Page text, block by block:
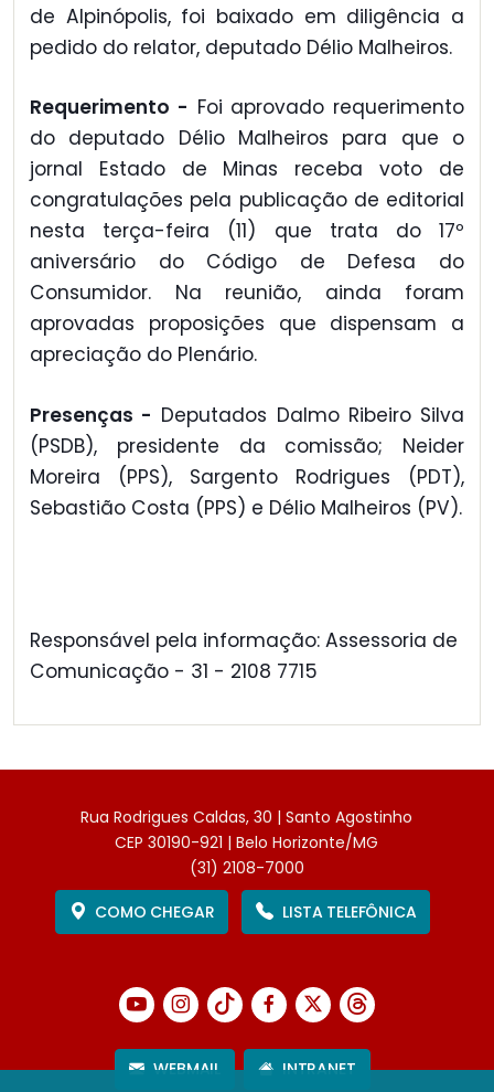
de Alpinópolis, foi baixado em diligência a
pedido do relator, deputado Délio Malheiros.
Requerimento - Foi aprovado requerimento
do deputado Délio Malheiros para que o
jornal Estado de Minas receba voto de
congratulações pela publicação de editorial
nesta terça-feira (11) que trata do 17º
aniversário do Código de Defesa do
Consumidor. Na reunião, ainda foram
aprovadas proposições que dispensam a
apreciação do Plenário.
Presenças - Deputados Dalmo Ribeiro Silva
(PSDB), presidente da comissão; Neider
Moreira (PPS), Sargento Rodrigues (PDT),
Sebastião Costa (PPS) e Délio Malheiros (PV).
Responsável pela informação: Assessoria de
Comunicação - 31 - 2108 7715
Rua Rodrigues Caldas, 30 | Santo Agostinho
CEP 30190-921 | Belo Horizonte/MG
(31) 2108-7000
COMO CHEGAR
LISTA TELEFÔNICA
WEBMAIL INTRANET